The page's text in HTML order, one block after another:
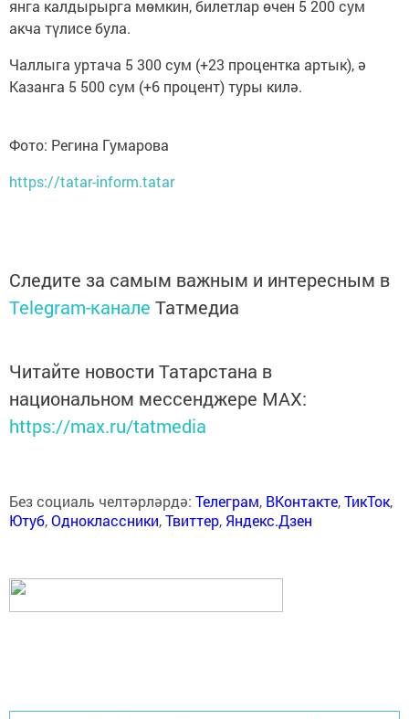
янга калдырырга мөмкин, билетлар өчен 5 200 сум
акча түлисе була.
Чаллыга уртача 5 300 сум (+23 процентка артык), ә
Казанга 5 500 сум (+6 процент) туры килә.
Фото: Регина Гумарова
https://tatar-inform.tatar
Следите за самым важным и интересным в
Telegram-канале Татмедиа
Читайте новости Татарстана в
национальном мессенджере MАХ:
https://max.ru/tatmedia
Без социаль челтәрләрдә: Телеграм, ВКонтакте,ТикТок,
Ютуб,Одноклассники,Твиттер, Яндекс.Дзен